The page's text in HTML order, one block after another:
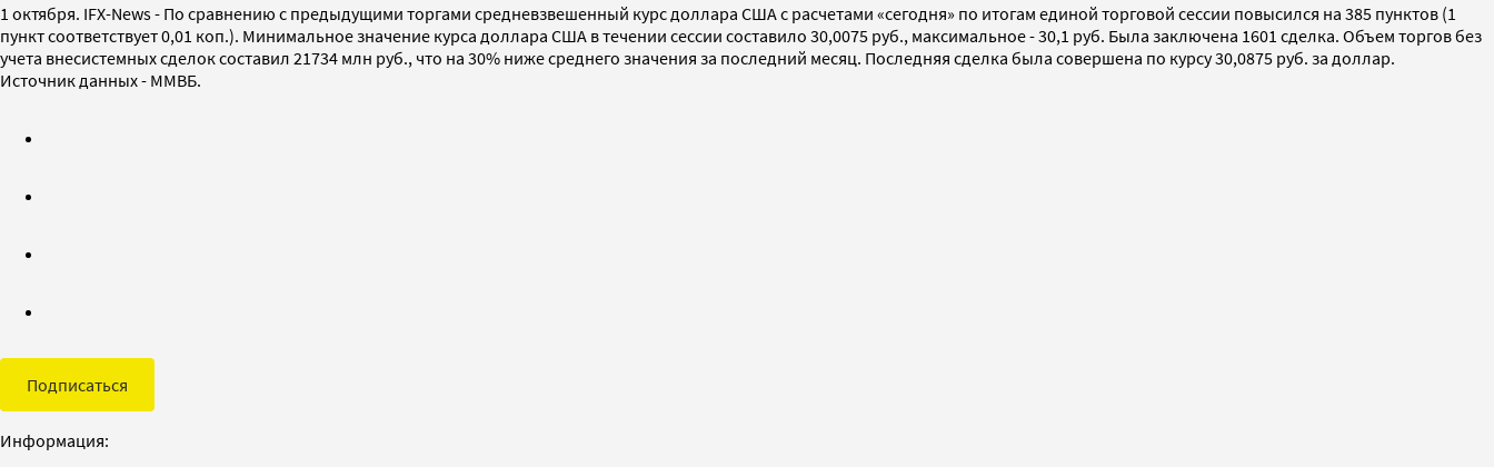
1 октября. IFX-News - По сравнению с предыдущими торгами средневзвешенный курс доллара США с расчетами «сегодня» по итогам единой торговой сессии повысился на 385 пунктов (1
пункт соответствует 0,01 коп.). Минимальное значение курса доллара США в течении сессии составило 30,0075 руб., максимальное - 30,1 руб. Была заключена 1601 сделка. Объем торгов без
учета внесистемных сделок составил 21734 млн руб., что на 30% ниже среднего значения за последний месяц. Последняя сделка была совершена по курсу 30,0875 руб. за доллар.
Источник данных - ММВБ.
Подписаться
Информация: